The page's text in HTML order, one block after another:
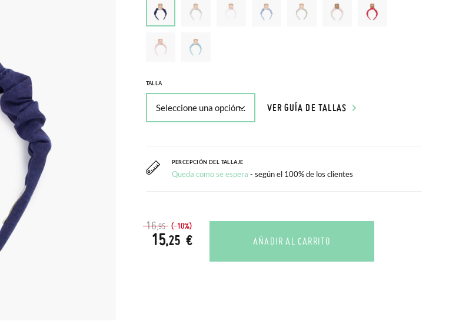
TALLA
VER GUÍA DE TALLAS
PERCEPCIÓN DEL TALLAJE
Queda como se espera - según el 100% de los clientes
16,95 (-10%)
15,25 € AÑADIR AL CARRITO